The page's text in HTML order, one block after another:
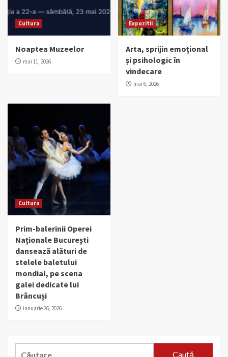
Cultura
Noaptea Muzeelor
mai 11, 2026
Expozitii
Arta, sprijin emoțional
și psihologic în
vindecare
mai 6, 2026
Cultura
Prim-balerinii Operei
Naționale București
dansează alături de
stelele baletului
mondial, pe scena
galei dedicate lui
Brâncuși
ianuarie 26, 2026